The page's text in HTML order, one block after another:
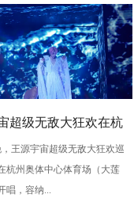
超级无敌大狂欢在杭
心细节诠释双向奔赴
，王源宇宙超级无敌大狂欢巡
杭州奥体中心体育场（大莲
唱，容纳...